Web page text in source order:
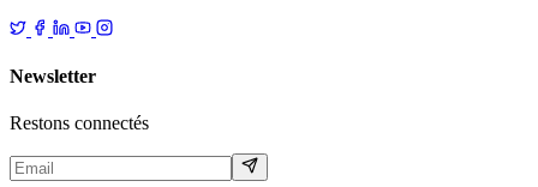
Newsletter
Restons connectés